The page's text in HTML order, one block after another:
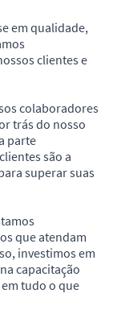
em qualidade,
clientes e
colaboradores
trás do nosso
parte
são a
superar suas
que atendam
investimos em
capacitação
tudo o que